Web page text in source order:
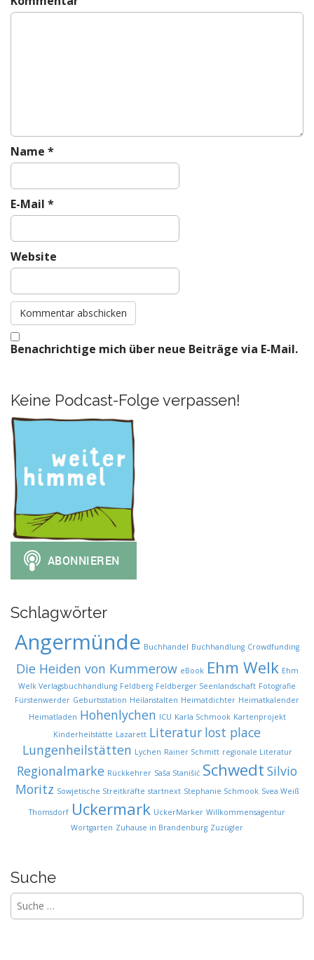
g
Name *
E-Mail *
Website
Benachrichtige mich über neue Beiträge via E-Mail.
Keine Podcast-Folge verpassen!
Schlagwörter
Angermünde Buchhandel Buchhandlung Crowdfunding
Die Heiden von Kummerow eBook Ehm Welk Ehm
Welk Verlagsbuchhandlung Feldberg Feldberger Seenlandschaft Fotografie
Fürstenwerder Geburtsstation Heilanstalten Heimatdichter Heimatkalender
Heimatladen Hohenlychen ICU Karla Schmook Kartenprojekt
Kinderheilstätte Lazarett Literatur lost place
Lungenheilstätten Lychen Rainer Schmitt regionale Literatur
Regionalmarke Rückkehrer Saša Stanišić Schwedt Silvio
Moritz Sowjetische Streitkräfte startnext Stephanie Schmook Svea Weiß
Thomsdorf Uckermark UckerMarker Willkommensagentur
Wortgarten Zuhause in Brandenburg Zuzügler
Suche
S